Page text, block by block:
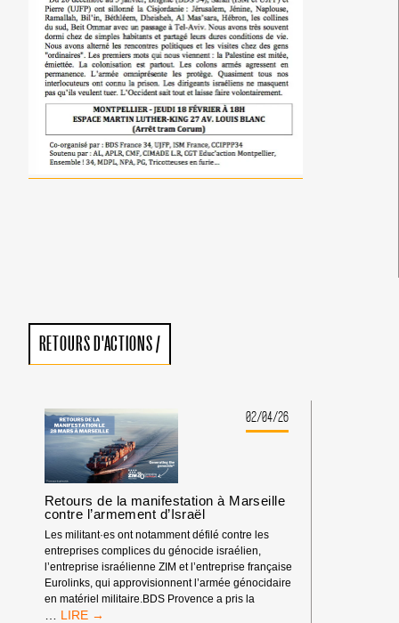
RETOURS D'ACTIONS/
02/04/26
Retours de la manifestation à Marseille
contre l’armement d’Israël
Les militant·es ont notamment défilé contre les
entreprises complices du génocide israélien,
l’entreprise israélienne ZIM et l’entreprise française
Eurolinks, qui approvisionnent l’armée génocidaire
en matériel militaire.BDS Provence a pris la
RETOURS